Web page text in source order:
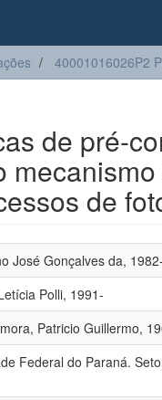
40001016026P2
de pré-
de
José Gonçalves da, 1982-
Polli, 1991-
Patricio Guillermo,
Federal do Paraná.